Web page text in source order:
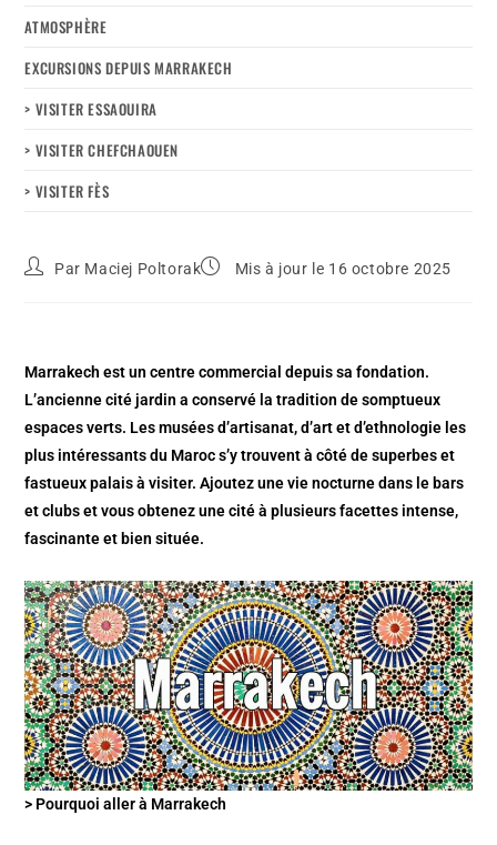
ATMOSPHÈRE
EXCURSIONS DEPUIS MARRAKECH
> VISITER ESSAOUIRA
> VISITER CHEFCHAOUEN
> VISITER FÈS
Par Maciej Poltorak Mis à jour le 16 octobre 2025
Marrakech est un centre commercial depuis sa fondation.
L’ancienne cité jardin a conservé la tradition de somptueux
espaces verts. Les musées d’artisanat, d’art et d’ethnologie les
plus intéressants du Maroc s’y trouvent à côté de superbes et
fastueux palais à visiter. Ajoutez une vie nocturne dans le bars
et clubs et vous obtenez une cité à plusieurs facettes intense,
fascinante et bien située.
> Pourquoi aller à Marrakech